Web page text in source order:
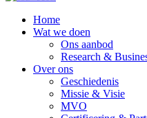
Home
Wat we doen
Ons aanbod
Research &
Over ons
Geschiedenis
Missie & Visie
MVO